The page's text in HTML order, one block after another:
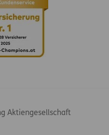
Aktiengesellschaft